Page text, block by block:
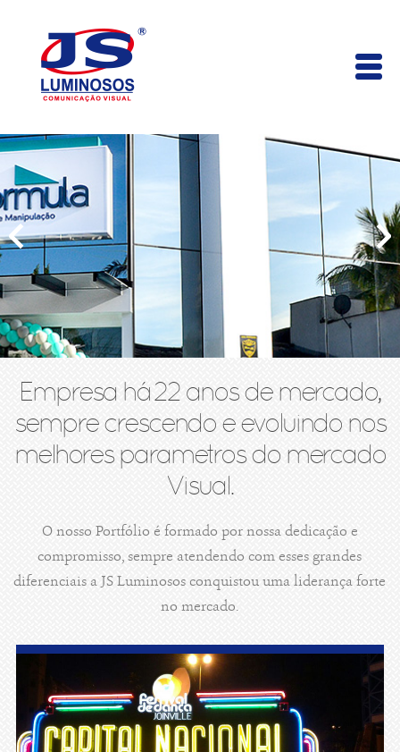
Empresa há 22 anos de mercado,
sempre crescendo e evoluindo nos
melhores parametros do mercado
Visual.
O nosso Portfólio é formado por nossa dedicação e
compromisso, sempre atendendo com esses grandes
diferenciais a JS Luminosos conquistou uma liderança forte
no mercado.